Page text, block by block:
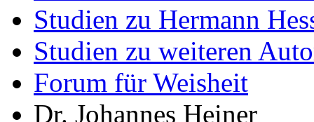
Studien zu Hermann
Studien zu weiteren
Forum für Weisheit
Dr. Johannes Heiner